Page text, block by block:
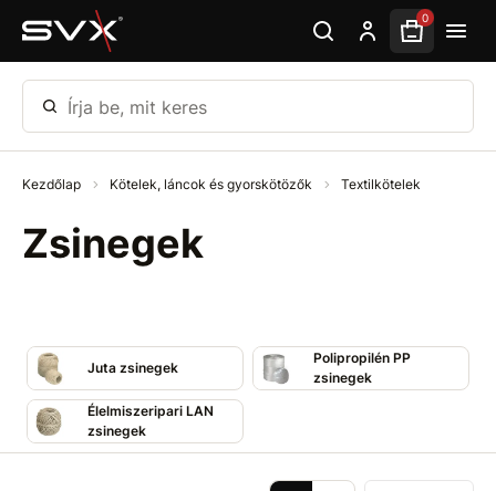
Ugrás az oldal fő részéhez 0
Írja be, mit keres
Kezdőlap Kötelek, láncok és gyorskötözők Textilkötelek
Zsinegek
Juta zsinegek
Polipropilén PP
zsinegek
Élelmiszeripari LAN
zsinegek